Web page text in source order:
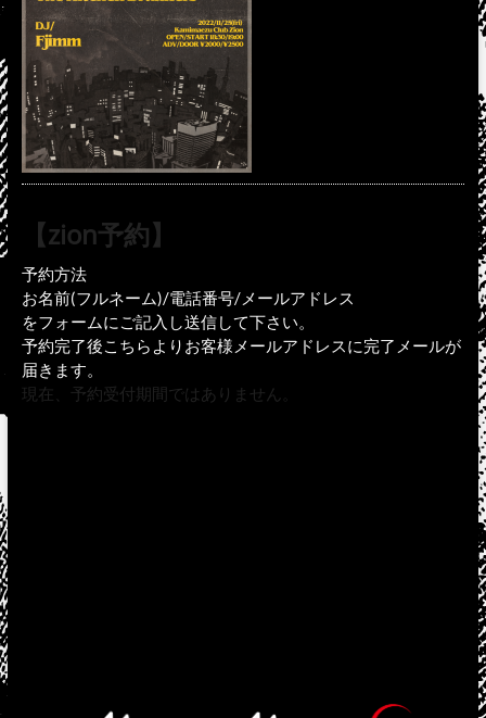
【zion予約】
予約方法
お名前(フルネーム)/電話番号/メールアドレス
をフォームにご記入し送信して下さい。
予約完了後こちらよりお客様メールアドレスに完了メールが
届きます。
現在、予約受付期間ではありません。